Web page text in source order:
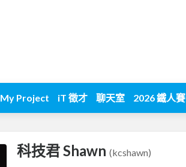
My Project iT 徵才 聊天室 2026 鐵人賽
科技君 Shawn (kcshawn)